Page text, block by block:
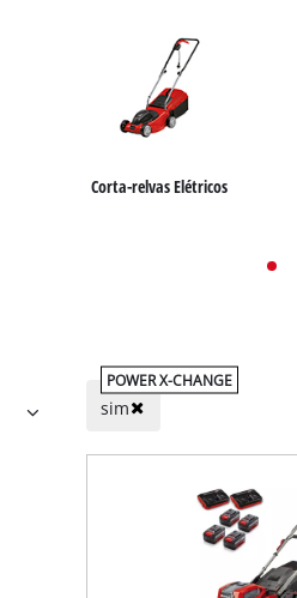
Corta-relvas Elétricos
POWER X-CHANGE
sim